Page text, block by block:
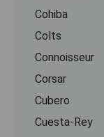
Cohiba
Colts
Connoisseur
Corsar
Cubero
Cuesta-Rey